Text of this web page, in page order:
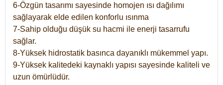
6-Özgün tasarımı sayesinde homojen ısı dağılımı
sağlayarak elde edilen konforlu ısınma
7-Sahip olduğu düşük su hacmi ile enerji tasarrufu
sağlar.
8-Yüksek hidrostatik basınca dayanıklı mükemmel yapı.
9-Yüksek kalitedeki kaynaklı yapısı sayesinde kaliteli ve
uzun ömürlüdür.